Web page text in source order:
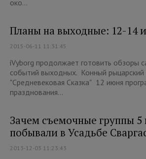
око...
Планы на выходные: 12-14
2015-06-11 11:31:45
iVyborg продолжает готовить обзоры
событий выходных. Конный рыцарский
"Средневековая Сказка" 12 июня
празднования...
Зачем съемочные группы 5
побывали в Усадьбе
2013-12-03 11:23:43